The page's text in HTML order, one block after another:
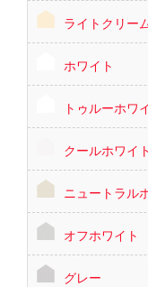
ライトクリー
ホワイト
トゥルーホワ
クールホワイト
ニュートラル
オフホワイト
グレー